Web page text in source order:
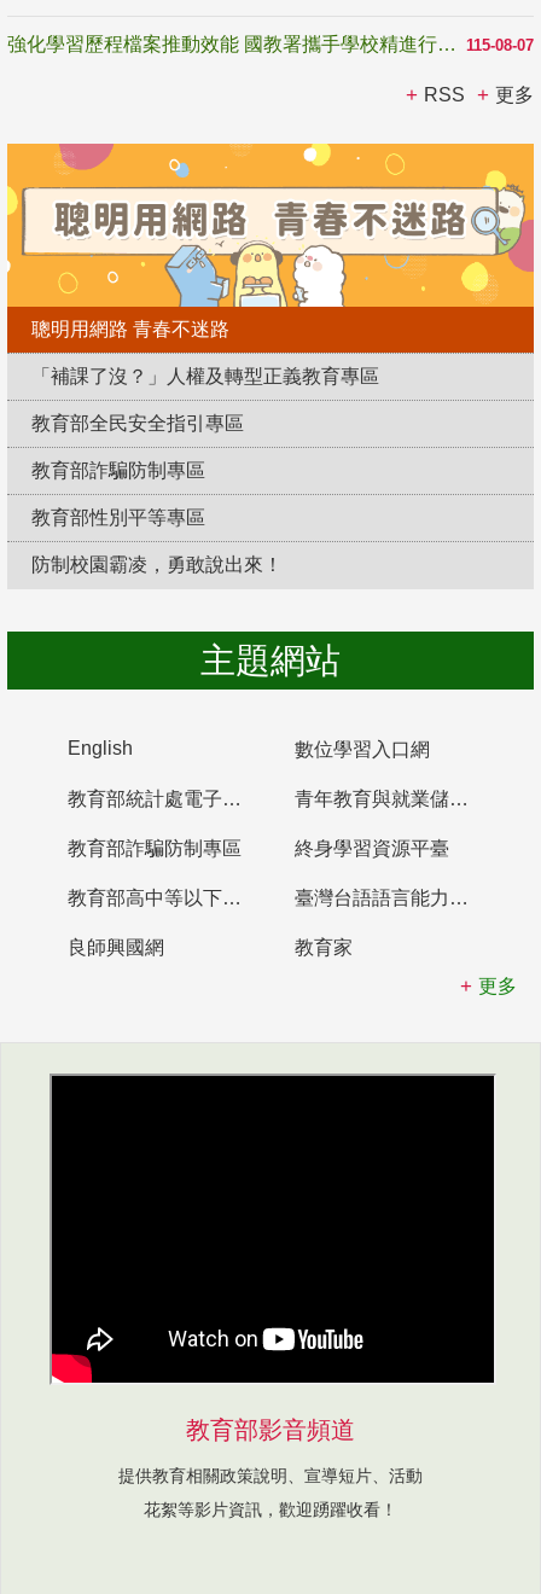
115-08-07
強化學習歷程檔案推動效能 國教署攜手學校精進行政與教學支持
RSS 更多
聰明用網路 青春不迷路
「補課了沒？」人權及轉型正義教育專區
教育部全民安全指引專區
教育部詐騙防制專區
教育部性別平等專區
防制校園霸凌，勇敢說出來！
主題網站
English 數位學習入口網
教育部統計處電子書櫃 青年教育與就業儲蓄帳戶
教育部詐騙防制專區 終身學習資源平臺
教育部高中等以下學校及幼兒園教師資格檢定考試 臺灣台語語言能力認證網站
良師興國網
教育家
更多
教育部影音頻道
提供教育相關政策說明、宣導短片、活動
花絮等影片資訊，歡迎踴躍收看！